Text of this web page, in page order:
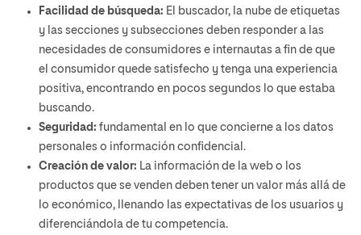
Facilidad de búsqueda: El buscador, la nube de etiquetas
y las secciones y subsecciones deben responder a las
necesidades de consumidores e internautas a fin de que
el consumidor quede satisfecho y tenga una experiencia
positiva, encontrando en pocos segundos lo que estaba
buscando.
Seguridad: fundamental en lo que concierne a los datos
personales o información confidencial.
Creación de valor: La información de la web o los
productos que se venden deben tener un valor más allá de
lo económico, llenando las expectativas de los usuarios y
diferenciándola de tu competencia.